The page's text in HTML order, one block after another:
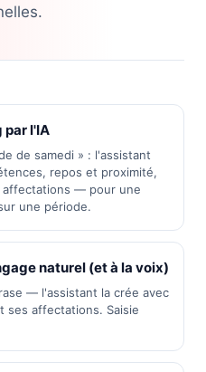
par l'IA
de samedi » : l'assistant
repos et proximité,
affectations — pour une
une période.
naturel (et à la voix)
— l'assistant la crée avec
ses affectations. Saisie